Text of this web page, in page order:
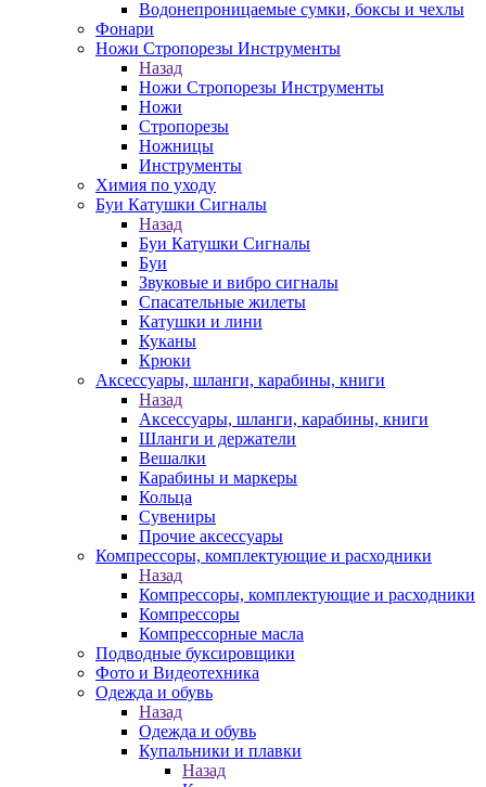
Водонепроницаемые сумки, боксы и чехлы
Фонари
Ножи Стропорезы Инструменты
Назад
Ножи Стропорезы Инструменты
Ножи
Стропорезы
Ножницы
Инструменты
Химия по уходу
Буи Катушки Сигналы
Назад
Буи Катушки Сигналы
Буи
Звуковые и вибро сигналы
Спасательные жилеты
Катушки и лини
Куканы
Крюки
Аксессуары, шланги, карабины, книги
Назад
Аксессуары, шланги, карабины, книги
Шланги и держатели
Вешалки
Карабины и маркеры
Кольца
Сувениры
Прочие аксессуары
Компрессоры, комплектующие и расходники
Назад
Компрессоры, комплектующие и расходники
Компрессоры
Компрессорные масла
Подводные буксировщики
Фото и Видеотехника
Одежда и обувь
Назад
Одежда и обувь
Купальники и плавки
Назад